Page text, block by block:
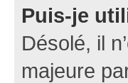
Puis-je
Désolé, il
majeure